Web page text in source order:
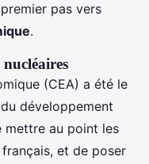
pas vers
.
nucléaires
(CEA) a été le
développement
mettre au point les
français, et de poser